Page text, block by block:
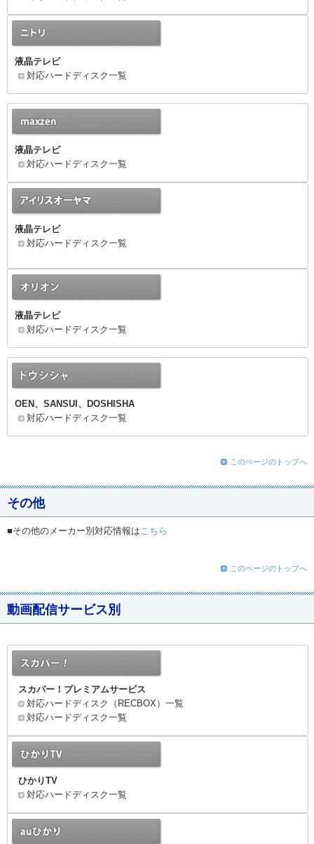
液晶テレビ
対応ハードディスク一覧
液晶テレビ
対応ハードディスク一覧
液晶テレビ
対応ハードディスク一覧
液晶テレビ
対応ハードディスク一覧
OEN、SANSUI、DOSHISHA
対応ハードディスク一覧
このページのトップへ
その他
■その他のメーカー別対応情報はこちら
このページのトップへ
動画配信サービス別
スカパー！プレミアムサービス
対応ハードディスク（RECBOX）一覧
対応ハードディスク一覧
ひかりTV
対応ハードディスク一覧